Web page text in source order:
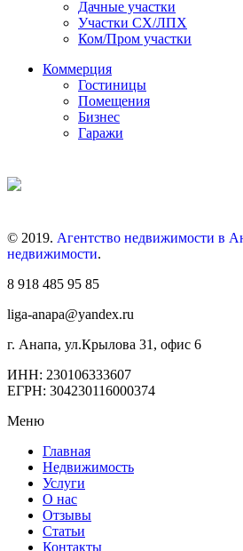
Дачные участки
Участки СХ/ЛПХ
Ком/Пром участки
Коммерция
Гостиницы
Помещения
Бизнес
Гаражи
© 2019. Агентство недвижимости в
недвижимости.
8 918 485 95 85
liga-anapa@yandex.ru
г. Анапа, ул.Крылова 31, офис 6
ИНН: 230106333607
ЕГРН: 304230116000374
Меню
Главная
Недвижимость
Услуги
О нас
Отзывы
Статьи
Контакты